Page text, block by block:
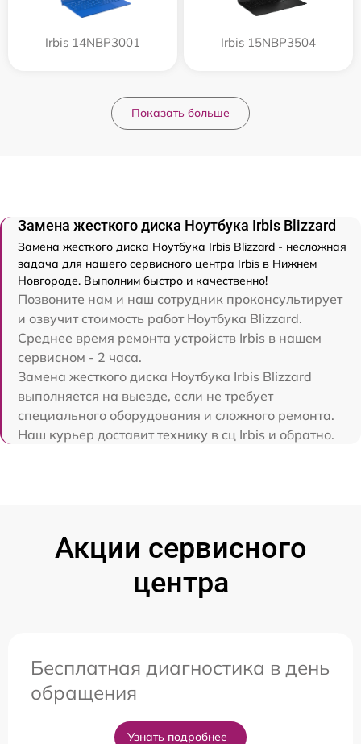
Irbis 14NBP3001 Irbis 15NBP3504
Показать больше
Замена жесткого диска Ноутбука Irbis Blizzard
Замена жесткого диска Ноутбука Irbis Blizzard - несложная
задача для нашего сервисного центра Irbis в Нижнем
Новгороде. Выполним быстро и качественно!
Позвоните нам и наш сотрудник проконсультирует
и озвучит стоимость работ Ноутбука Blizzard.
Среднее время ремонта устройств Irbis в нашем
сервисном - 2 часа.
Замена жесткого диска Ноутбука Irbis Blizzard
выполняется на выезде, если не требует
специального оборудования и сложного ремонта.
Наш курьер доставит технику в сц Irbis и обратно.
Акции сервисного
центра
Бесплатная диагностика в день
обращения
Узнать подробнее